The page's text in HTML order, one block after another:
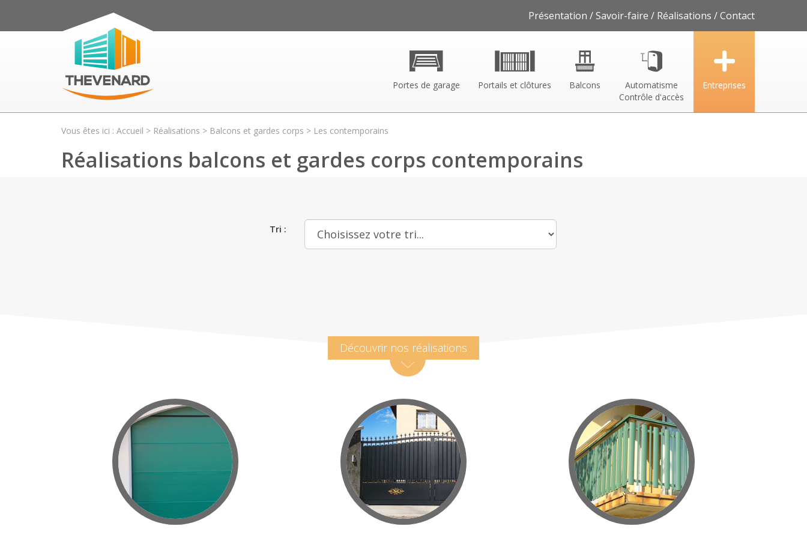
Présentation Savoir-faire Réalisations Contact
Portes de garage Portails et clôtures Balcons
Automatisme
Contrôle d'accès
Entreprises
Vous êtes ici : Accueil > Réalisations > Balcons et gardes corps > Les contemporains
Réalisations balcons et gardes corps contemporains
Tri :
Découvrir nos réalisations